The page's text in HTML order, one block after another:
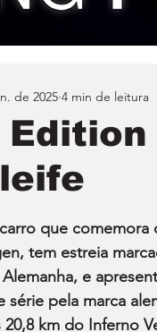
Edition
de 2025 4 min de leitura
que
tem estreia
e
série pela marca
km do Inferno